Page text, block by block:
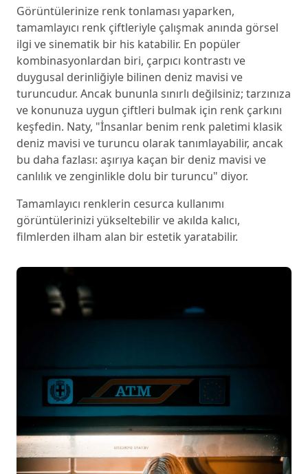
Görüntülerinize renk tonlaması yaparken,
tamamlayıcı renk çiftleriyle çalışmak anında görsel
ilgi ve sinematik bir his katabilir. En popüler
kombinasyonlardan biri, çarpıcı kontrastı ve
duygusal derinliğiyle bilinen deniz mavisi ve
turuncudur. Ancak bununla sınırlı değilsiniz; tarzınıza
ve konunuza uygun çiftleri bulmak için renk çarkını
keşfedin. Naty, "İnsanlar benim renk paletimi klasik
deniz mavisi ve turuncu olarak tanımlayabilir, ancak
bu daha fazlası: aşırıya kaçan bir deniz mavisi ve
canlılık ve zenginlikle dolu bir turuncu" diyor.
Tamamlayıcı renklerin cesurca kullanımı
görüntülerinizi yükseltebilir ve akılda kalıcı,
filmlerden ilham alan bir estetik yaratabilir.